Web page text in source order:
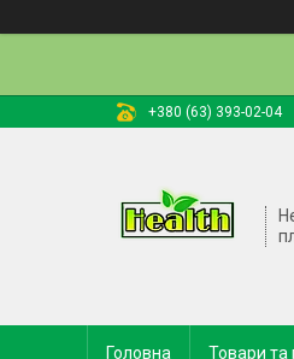
+380 (63) 393-02-04
Головна Товари та